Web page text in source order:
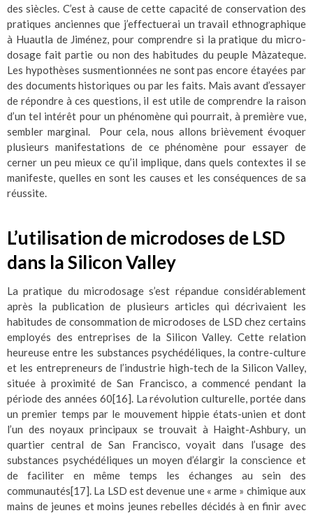
des siècles. C’est à cause de cette capacité de conservation des
pratiques anciennes que j’effectuerai un travail ethnographique
à Huautla de Jiménez, pour comprendre si la pratique du micro-
dosage fait partie ou non des habitudes du peuple Màzateque.
Les hypothèses susmentionnées ne sont pas encore étayées par
des documents historiques ou par les faits. Mais avant d’essayer
de répondre à ces questions, il est utile de comprendre la raison
d’un tel intérêt pour un phénomène qui pourrait, à première vue,
sembler marginal. Pour cela, nous allons brièvement évoquer
plusieurs manifestations de ce phénomène pour essayer de
cerner un peu mieux ce qu’il implique, dans quels contextes il se
manifeste, quelles en sont les causes et les conséquences de sa
réussite.
L’utilisation de microdoses de LSD
dans la Silicon Valley
La pratique du microdosage s’est répandue considérablement
après la publication de plusieurs articles qui décrivaient les
habitudes de consommation de microdoses de LSD chez certains
employés des entreprises de la Silicon Valley. Cette relation
heureuse entre les substances psychédéliques, la contre-culture
et les entrepreneurs de l’industrie high-tech de la Silicon Valley,
située à proximité de San Francisco, a commencé pendant la
période des années 60[16]. La révolution culturelle, portée dans
un premier temps par le mouvement hippie états-unien et dont
l’un des noyaux principaux se trouvait à Haight-Ashbury, un
quartier central de San Francisco, voyait dans l’usage des
substances psychédéliques un moyen d’élargir la conscience et
de faciliter en même temps les échanges au sein des
communautés[17]. La LSD est devenue une « arme » chimique aux
mains de jeunes et moins jeunes rebelles décidés à en finir avec